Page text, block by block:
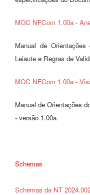
MOC NFCom 1.00a -
Manual de
Leiaute e Regras de
MOC NFCom 1.00a -
Manual de Orientações
- versão 1.00a.
Schemas
Schemas da NT